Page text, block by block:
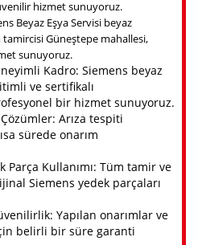
hizmet sunuyoruz.
Beyaz Eşya Servisi beyaz
tamircisi Güneştepe mahallesi,
sunuyoruz.
Kadro: Siemens beyaz
ve sertifikalı
bir hizmet sunuyoruz.
Arıza tespiti
sürede onarım
Parça Kullanımı: Tüm tamir ve
Siemens yedek parçaları
Yapılan onarımlar ve
belirli bir süre garanti